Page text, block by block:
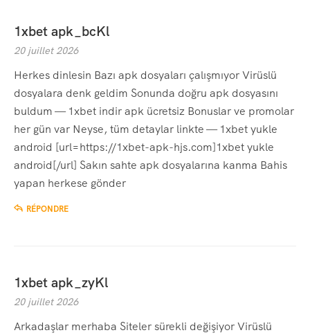
1xbet apk_bcKl
20 juillet 2026
Herkes dinlesin Bazı apk dosyaları çalışmıyor Virüslü
dosyalara denk geldim Sonunda doğru apk dosyasını
buldum — 1xbet indir apk ücretsiz Bonuslar ve promolar
her gün var Neyse, tüm detaylar linkte — 1xbet yukle
android [url=https://1xbet-apk-hjs.com]1xbet yukle
android[/url] Sakın sahte apk dosyalarına kanma Bahis
yapan herkese gönder
RÉPONDRE
1xbet apk_zyKl
20 juillet 2026
Arkadaşlar merhaba Siteler sürekli değişiyor Virüslü